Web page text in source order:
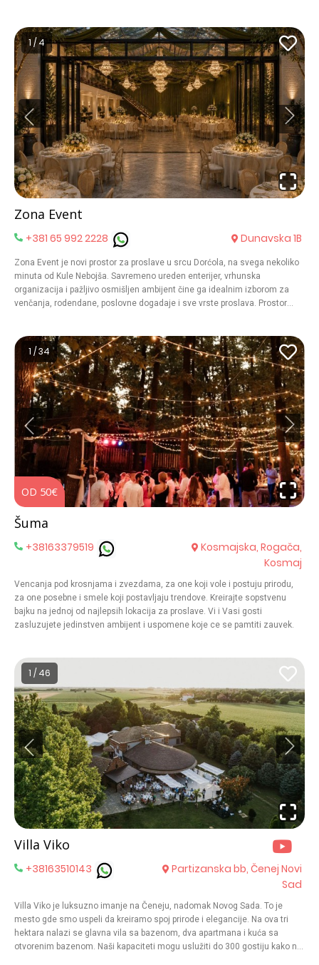
proslave rođenja deteta, godišnjice matura.
1 / 4
Zona Event
+381 65 992 2228 Dunavska 1B
Zona Event je novi prostor za proslave u srcu Dorćola, na svega nekoliko
minuta od Kule Nebojša. Savremeno ureden enterijer, vrhunska
organizacija i pažljivo osmišljen ambijent čine ga idealnim izborom za
venčanja, rodendane, poslovne dogadaje i sve vrste proslava. Prostor
Garden - elegantan prostor na otvorenom, namenjen venčanjima i
ceremonijama pod vedrim nebom, kao i drugim proslavama na
otvorenom. Gostima je obezbeden privatni parking, a atraktivna lokacija
omogućava jednostavan dolazak iz svih delova grada. Posetite nas i
dozvolite nam da zajedno organizujemo dogadaj koji će se pamtiti.
1 / 34
OD 50€
Šuma
+38163379519
Kosmajska, Rogača,
Kosmaj
Vencanja pod krosnjama i zvezdama, za one koji vole i postuju prirodu,
za one posebne i smele koji postavljaju trendove. Kreirajte sopstvenu
bajku na jednoj od najlepsih lokacija za proslave. Vi i Vasi gosti
zasluzujete jedinstven ambijent i uspomene koje ce se pamtiti zauvek.
1 / 46
Villa Viko
+38163510143
Partizanska bb, Čenej Novi
Sad
Villa Viko je luksuzno imanje na Čeneju, nadomak Novog Sada. To je
mesto gde smo uspeli da kreiramo spoj prirode i elegancije. Na ova tri
hektara nalazi se glavna vila sa bazenom, dva apartmana i kuća sa
otvorenim bazenom. Naši kapaciteti mogu uslužiti do 300 gostiju kako na